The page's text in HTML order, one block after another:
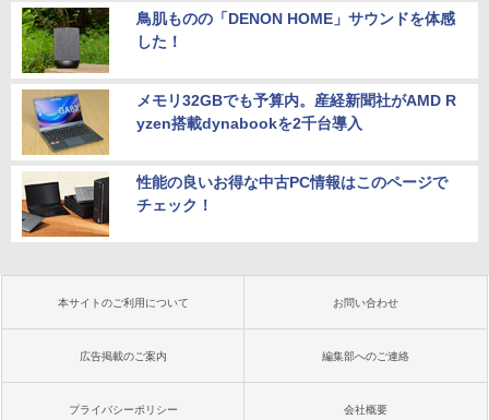
鳥肌ものの「DENON HOME」サウンドを体感
した！
メモリ32GBでも予算内。産経新聞社がAMD R
yzen搭載dynabookを2千台導入
性能の良いお得な中古PC情報はこのページで
チェック！
本サイトのご利用について お問い合わせ
広告掲載のご案内 編集部へのご連絡
プライバシーポリシー 会社概要